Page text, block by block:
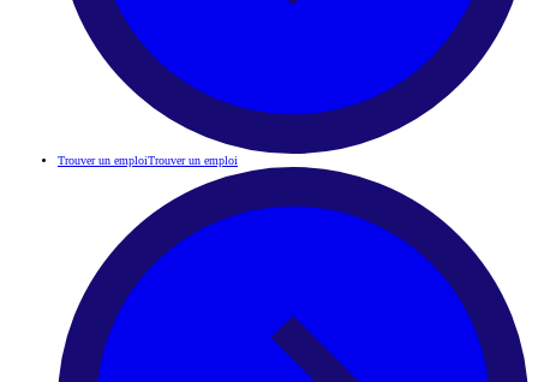
Trouver un emploiTrouver un emploi